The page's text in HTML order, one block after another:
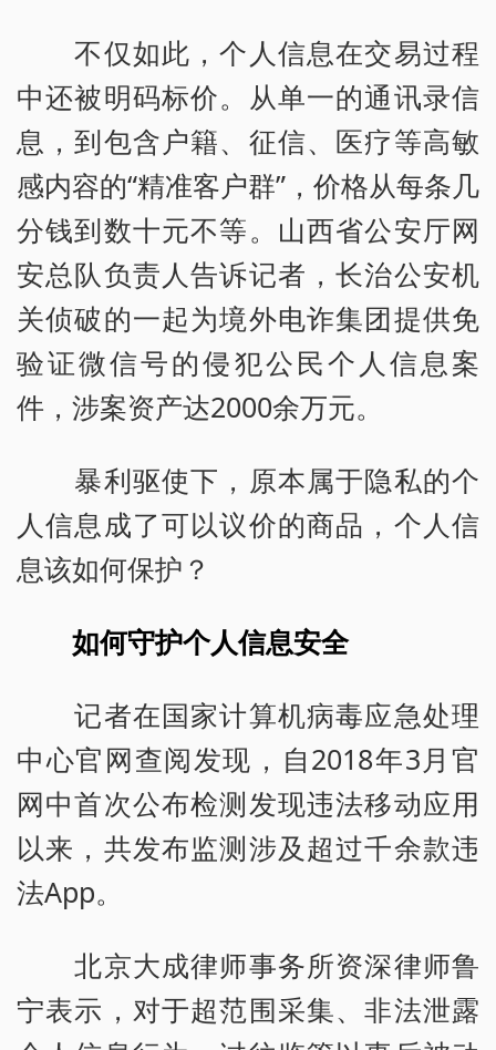
不仅如此，个人信息在交易过程
中还被明码标价。从单一的通讯录信
息，到包含户籍、征信、医疗等高敏
感内容的“精准客户群”，价格从每条几
分钱到数十元不等。山西省公安厅网
安总队负责人告诉记者，长治公安机
关侦破的一起为境外电诈集团提供免
验证微信号的侵犯公民个人信息案
件，涉案资产达2000余万元。
暴利驱使下，原本属于隐私的个
人信息成了可以议价的商品，个人信
息该如何保护？
如何守护个人信息安全
记者在国家计算机病毒应急处理
中心官网查阅发现，自2018年3月官
网中首次公布检测发现违法移动应用
以来，共发布监测涉及超过千余款违
法App。
北京大成律师事务所资深律师鲁
宁表示，对于超范围采集、非法泄露